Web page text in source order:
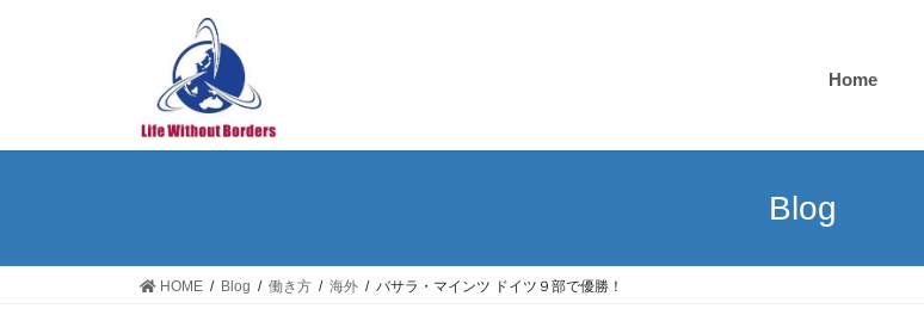
へ
プ
ョ
動
Home
Blog
HOME Blog 働き方 海外 バサラ・マインツ ドイツ９部で優勝！